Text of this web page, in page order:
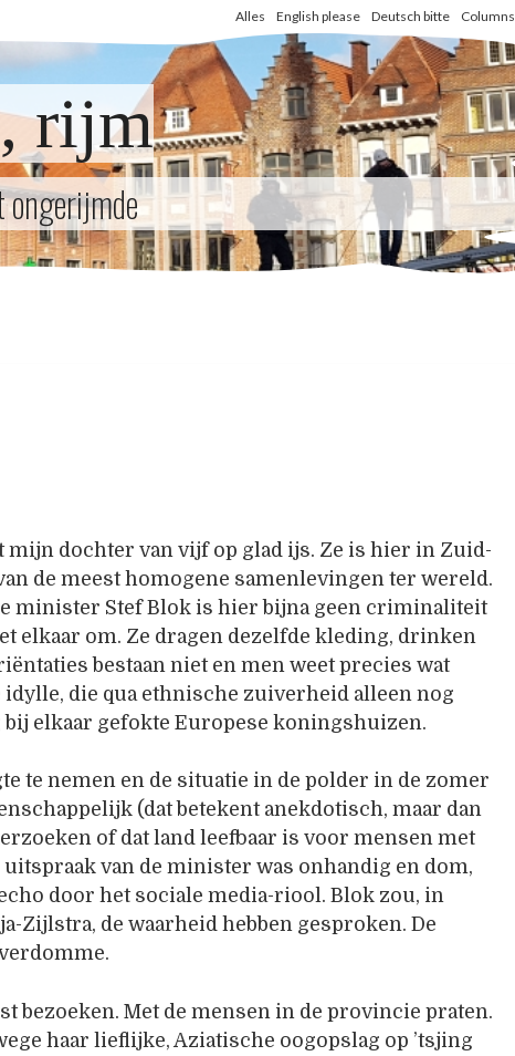
Alles English please Deutsch bitte Columns
rijm
mijn dochter van vijf op glad ijs. Ze is hier in Zuid-
de meest homogene samenlevingen ter wereld.
minister Stef Blok is hier bijna geen criminaliteit
elkaar om. Ze dragen dezelfde kleding, drinken
bestaan niet en men weet precies wat
idylle, die qua ethnische zuiverheid alleen nog
elkaar gefokte Europese koningshuizen.
te nemen en de situatie in de polder in de zomer
(dat betekent anekdotisch, maar dan
of dat land leefbaar is voor mensen met
van de minister was onhandig en dom,
door het sociale media-riool. Blok zou, in
Zijlstra, de waarheid hebben gesproken. De
bezoeken. Met de mensen in de provincie praten.
haar lieflijke, Aziatische oogopslag op ’tsjing